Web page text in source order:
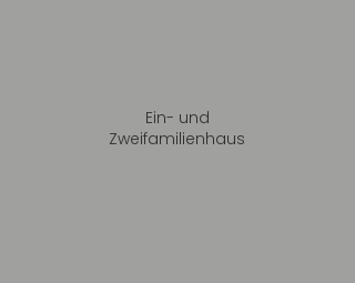
Ein- und
Zweifamilienhaus